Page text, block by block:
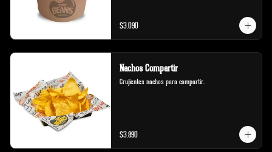
$3.090
Nachos Compartir
Crujientes nachos para compartir.
$3.890